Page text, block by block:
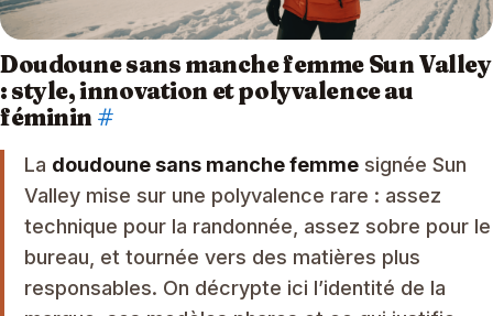
Doudoune sans manche femme Sun Valley
: style, innovation et polyvalence au
féminin #
La doudoune sans manche femme signée Sun
Valley mise sur une polyvalence rare : assez
technique pour la randonnée, assez sobre pour le
bureau, et tournée vers des matières plus
responsables. On décrypte ici l’identité de la